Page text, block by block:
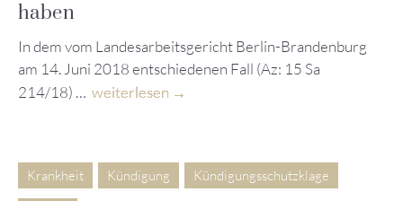
haben
In dem vom Landesarbeitsgericht Berlin-Brandenburg
am 14. Juni 2018 entschiedenen Fall (Az: 15 Sa
214/18) … weiterlesen
Krankheit Kündigung Kündigungsschutzklage